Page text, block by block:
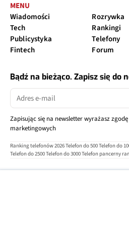
MENU
Wiadomości
Tech
Publicystyka
Fintech
Rozrywka
Rankingi
Telefony
Forum
Bądź na bieżąco. Zapisz się do
Zapisując się na newsletter wyrażasz
marketingowych
Ranking telefonów 2026Telefon do 500Telefon do
Telefon do 2500Telefon do 3000Telefon pancerny